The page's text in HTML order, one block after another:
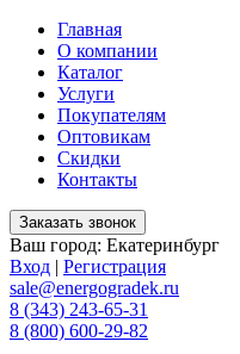
Главная
О компании
Каталог
Услуги
Покупателям
Оптовикам
Скидки
Контакты
Ваш город: Екатеринбург
Вход | Регистрация
sale@energogradek.ru
8 (343) 243-65-31
8 (800) 600-29-82